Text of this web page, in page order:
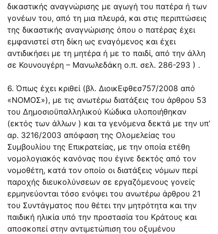
δικαστικής αναγνώρισης με αγωγή του πατέρα ή των
γονέων του, από τη μια πλευρά, και στις περιπτώσεις
της δικαστικής αναγνώρισης όπου ο πατέρας έχει
εμφανιστεί στη δίκη ως εναγόμενος και έχει
αντιδικήσει με τη μητέρα ή με το παιδί, από την άλλη
σε Κουνουγέρη – Μανωλεδάκη ο.π. σελ. 286-293 ) .
6. Όπως έχει κριθεί (βλ. ΔιοικΕφθεσ757/2008 από
«ΝΟΜΟΣ»), με τις ανωτέρω διατάξεις του άρθρου 53
του Δημοσιοϋπαλληλικού Κώδικα υλοποιήθηκαν
(εκτός των άλλων ) και τα γενόμενα δεκτά με την υπ’
αρ. 3216/2003 απόφαση της Ολομελείας του
Συμβουλίου της Επικρατείας, με την οποία ετέθη
νομολογιακός κανόνας που έγινε δεκτός από τον
νομοθέτη, κατά τον οποίο οι διατάξεις νόμων περί
παροχής διευκολύνσεων σε εργαζόμενους γονείς
ερμηνεύονται τόσο ενόψει του ανωτέρω άρθρου 21
του Συντάγματος που θέτει την μητρότητα και την
παιδική ηλικία υπό την προστασία του Κράτους και
αποσκοπεί στην αντιμετώπιση του οξυμένου